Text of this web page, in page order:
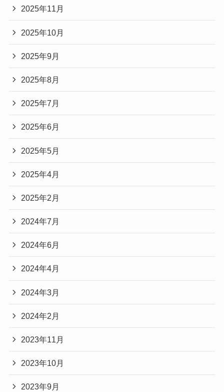
2025年11月
2025年10月
2025年9月
2025年8月
2025年7月
2025年6月
2025年5月
2025年4月
2025年2月
2024年7月
2024年6月
2024年4月
2024年3月
2024年2月
2023年11月
2023年10月
2023年9月